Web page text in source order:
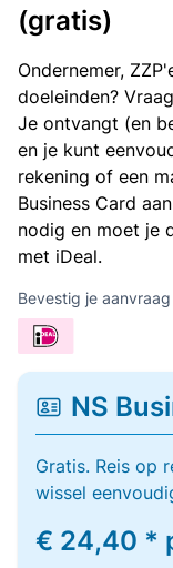
(gratis)
Ondernemer,
doeleinden?
Je ontvangt (en
en je kunt
rekening of een
Business Card
nodig en moet je
met iDeal.
Bevestig je
NS
Gratis. Reis op
wissel
€ 24,40 *